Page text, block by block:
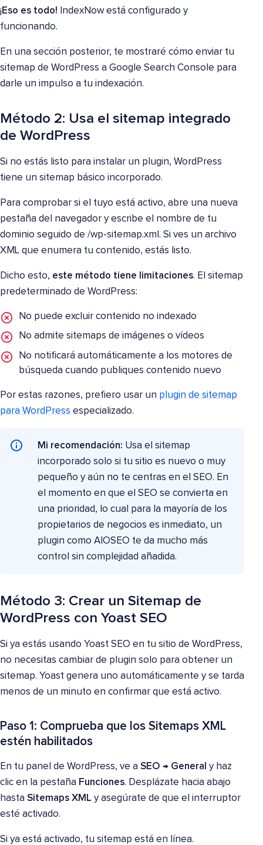
¡Eso es todo! IndexNow está configurado y
funcionando.
En una sección posterior, te mostraré cómo enviar tu
sitemap de WordPress a Google Search Console para
darle un impulso a tu indexación.
Método 2: Usa el sitemap integrado
de WordPress
Si no estás listo para instalar un plugin, WordPress
tiene un sitemap básico incorporado.
Para comprobar si el tuyo está activo, abre una nueva
pestaña del navegador y escribe el nombre de tu
dominio seguido de /wp-sitemap.xml. Si ves un archivo
XML que enumera tu contenido, estás listo.
Dicho esto, este método tiene limitaciones. El sitemap
predeterminado de WordPress:
No puede excluir contenido no indexado
No admite sitemaps de imágenes o vídeos
No notificará automáticamente a los motores de
búsqueda cuando publiques contenido nuevo
Por estas razones, prefiero usar un plugin de sitemap
para WordPress especializado.
Mi recomendación: Usa el sitemap
incorporado solo si tu sitio es nuevo o muy
pequeño y aún no te centras en el SEO. En
el momento en que el SEO se convierta en
una prioridad, lo cual para la mayoría de los
propietarios de negocios es inmediato, un
plugin como AIOSEO te da mucho más
control sin complejidad añadida.
Método 3: Crear un Sitemap de
WordPress con Yoast SEO
Si ya estás usando Yoast SEO en tu sitio de WordPress,
no necesitas cambiar de plugin solo para obtener un
sitemap. Yoast genera uno automáticamente y se tarda
menos de un minuto en confirmar que está activo.
Paso 1: Comprueba que los Sitemaps XML
estén habilitados
En tu panel de WordPress, ve a SEO → General y haz
clic en la pestaña Funciones. Desplázate hacia abajo
hasta Sitemaps XML y asegúrate de que el interruptor
esté activado.
Si ya está activado, tu sitemap está en línea.